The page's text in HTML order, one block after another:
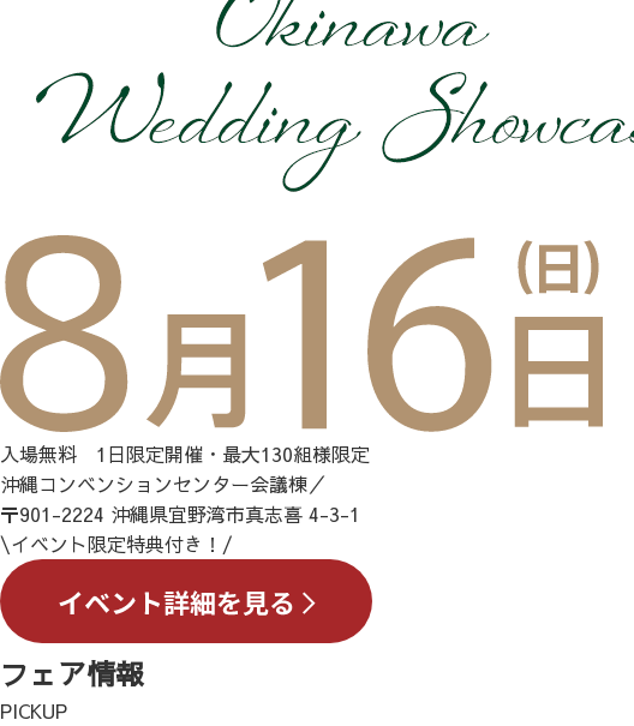
入場無料 1日限定開催・最大130組様限定
沖縄コンベンションセンター会議棟／
〒901-2224 沖縄県宜野湾市真志喜 4-3-1
\イベント限定特典付き！/
フェア情報
PICKUP